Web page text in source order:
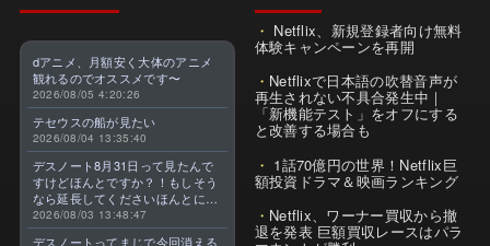
dアニメ、月額安く大体のアニメ
観れるのでオススメです〜
2026/08/05 4:20:26
テセウスの船が見たい
2026/08/04 13:35:40
デスノート8月31日って見たんで
すけどほんとですか？！もしそう
なら延長してくださいほんとに大
好きなんです😭
2026/08/03 13:48:47
デスノートってまじで今回消える
Netflix、新規登録者向け無料
体験キャンペーンを再開
Netflixで日本語の吹替音声が
再生されない不具合発生中｜
「新機能テスト」をオフにする
と改善する場合も
1話70億円の世界！Netflix巨
額投資ドラマ＆映画ランキング
Netflix、ワーナー買収から撤
退を発表 巨額買収レースはパラ